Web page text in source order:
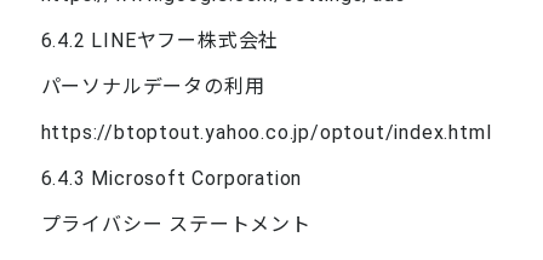
6.4.2 LINEヤフー株式会社
パーソナルデータの利用
https://btoptout.yahoo.co.jp/optout/index.html
6.4.3 Microsoft Corporation
プライバシー ステートメント